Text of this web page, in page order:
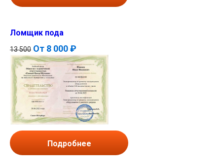
Ломщик пода
13 500 От 8 000 ₽
Подробнее